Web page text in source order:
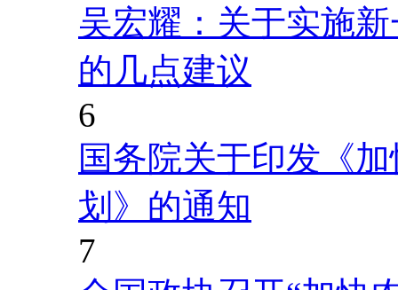
吴宏耀：关于实施
的几点建议
6
国务院关于印发《
划》的通知
7